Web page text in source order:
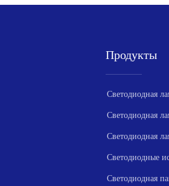
Продукты